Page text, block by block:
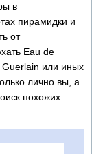
в
пирамидки и
от
Eau de
Guerlain или иных
лично вы, а
похожих